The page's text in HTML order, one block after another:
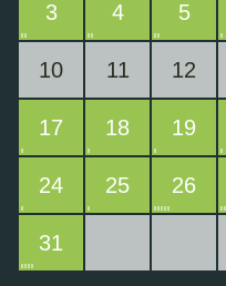
3 4 5
10 11 12
17 18 19
24 25 26
31